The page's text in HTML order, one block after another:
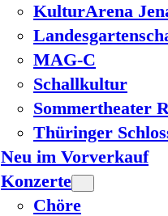
KulturArena
MAG-C
Schallkultur
Sommertheater
Thüringer
Neu im Vorverkauf
Konzerte
Chöre